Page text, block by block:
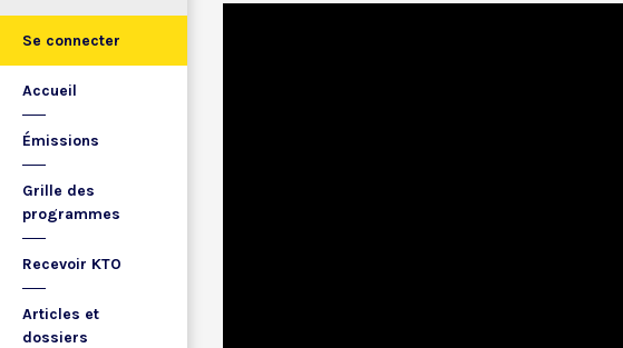
Se connecter
Accueil
Émissions
Grille des
programmes
Recevoir KTO
Articles et
dossiers